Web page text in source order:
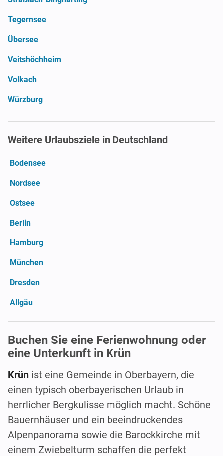
Tegernsee
Übersee
Veitshöchheim
Volkach
Würzburg
Weitere Urlaubsziele in Deutschland
Bodensee
Nordsee
Ostsee
Berlin
Hamburg
München
Dresden
Allgäu
Buchen Sie eine Ferienwohnung oder
eine Unterkunft in Krün
Krün ist eine Gemeinde in Oberbayern, die
einen typisch oberbayerischen Urlaub in
herrlicher Bergkulisse möglich macht. Schöne
Bauernhäuser und ein beeindruckendes
Alpenpanorama sowie die Barockkirche mit
einem Zwiebelturm schaffen die perfekt